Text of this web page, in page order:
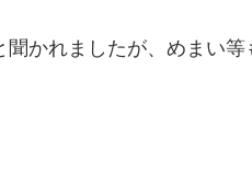
かれましたが、めまい